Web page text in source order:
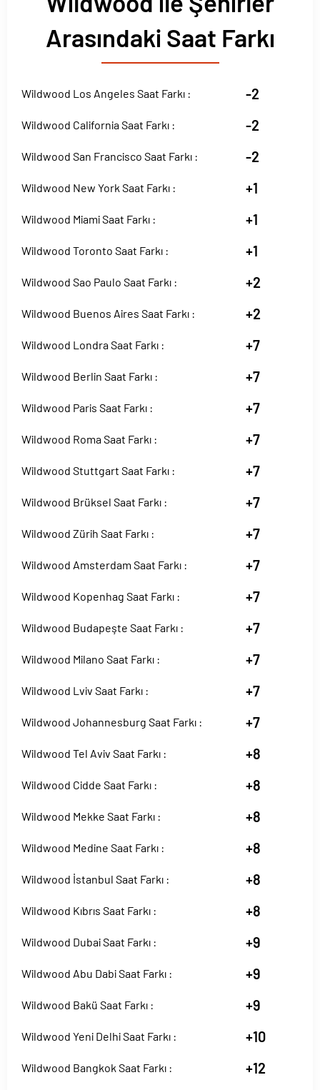
Arasındaki Saat Farkı
Wildwood Los Angeles Saat Farkı : -2
Wildwood California Saat Farkı : -2
Wildwood San Francisco Saat Farkı : -2
Wildwood New York Saat Farkı : +1
Wildwood Miami Saat Farkı : +1
Wildwood Toronto Saat Farkı : +1
Wildwood Sao Paulo Saat Farkı : +2
Wildwood Buenos Aires Saat Farkı : +2
Wildwood Londra Saat Farkı : +7
Wildwood Berlin Saat Farkı : +7
Wildwood Paris Saat Farkı : +7
Wildwood Roma Saat Farkı : +7
Wildwood Stuttgart Saat Farkı : +7
Wildwood Brüksel Saat Farkı : +7
Wildwood Zürih Saat Farkı : +7
Wildwood Amsterdam Saat Farkı : +7
Wildwood Kopenhag Saat Farkı : +7
Wildwood Budapeşte Saat Farkı : +7
Wildwood Milano Saat Farkı : +7
Wildwood Lviv Saat Farkı : +7
Wildwood Johannesburg Saat Farkı : +7
Wildwood Tel Aviv Saat Farkı : +8
Wildwood Cidde Saat Farkı : +8
Wildwood Mekke Saat Farkı : +8
Wildwood Medine Saat Farkı : +8
Wildwood İstanbul Saat Farkı : +8
Wildwood Kıbrıs Saat Farkı : +8
Wildwood Dubai Saat Farkı : +9
Wildwood Abu Dabi Saat Farkı : +9
Wildwood Bakü Saat Farkı : +9
Wildwood Yeni Delhi Saat Farkı : +10
Wildwood Bangkok Saat Farkı : +12